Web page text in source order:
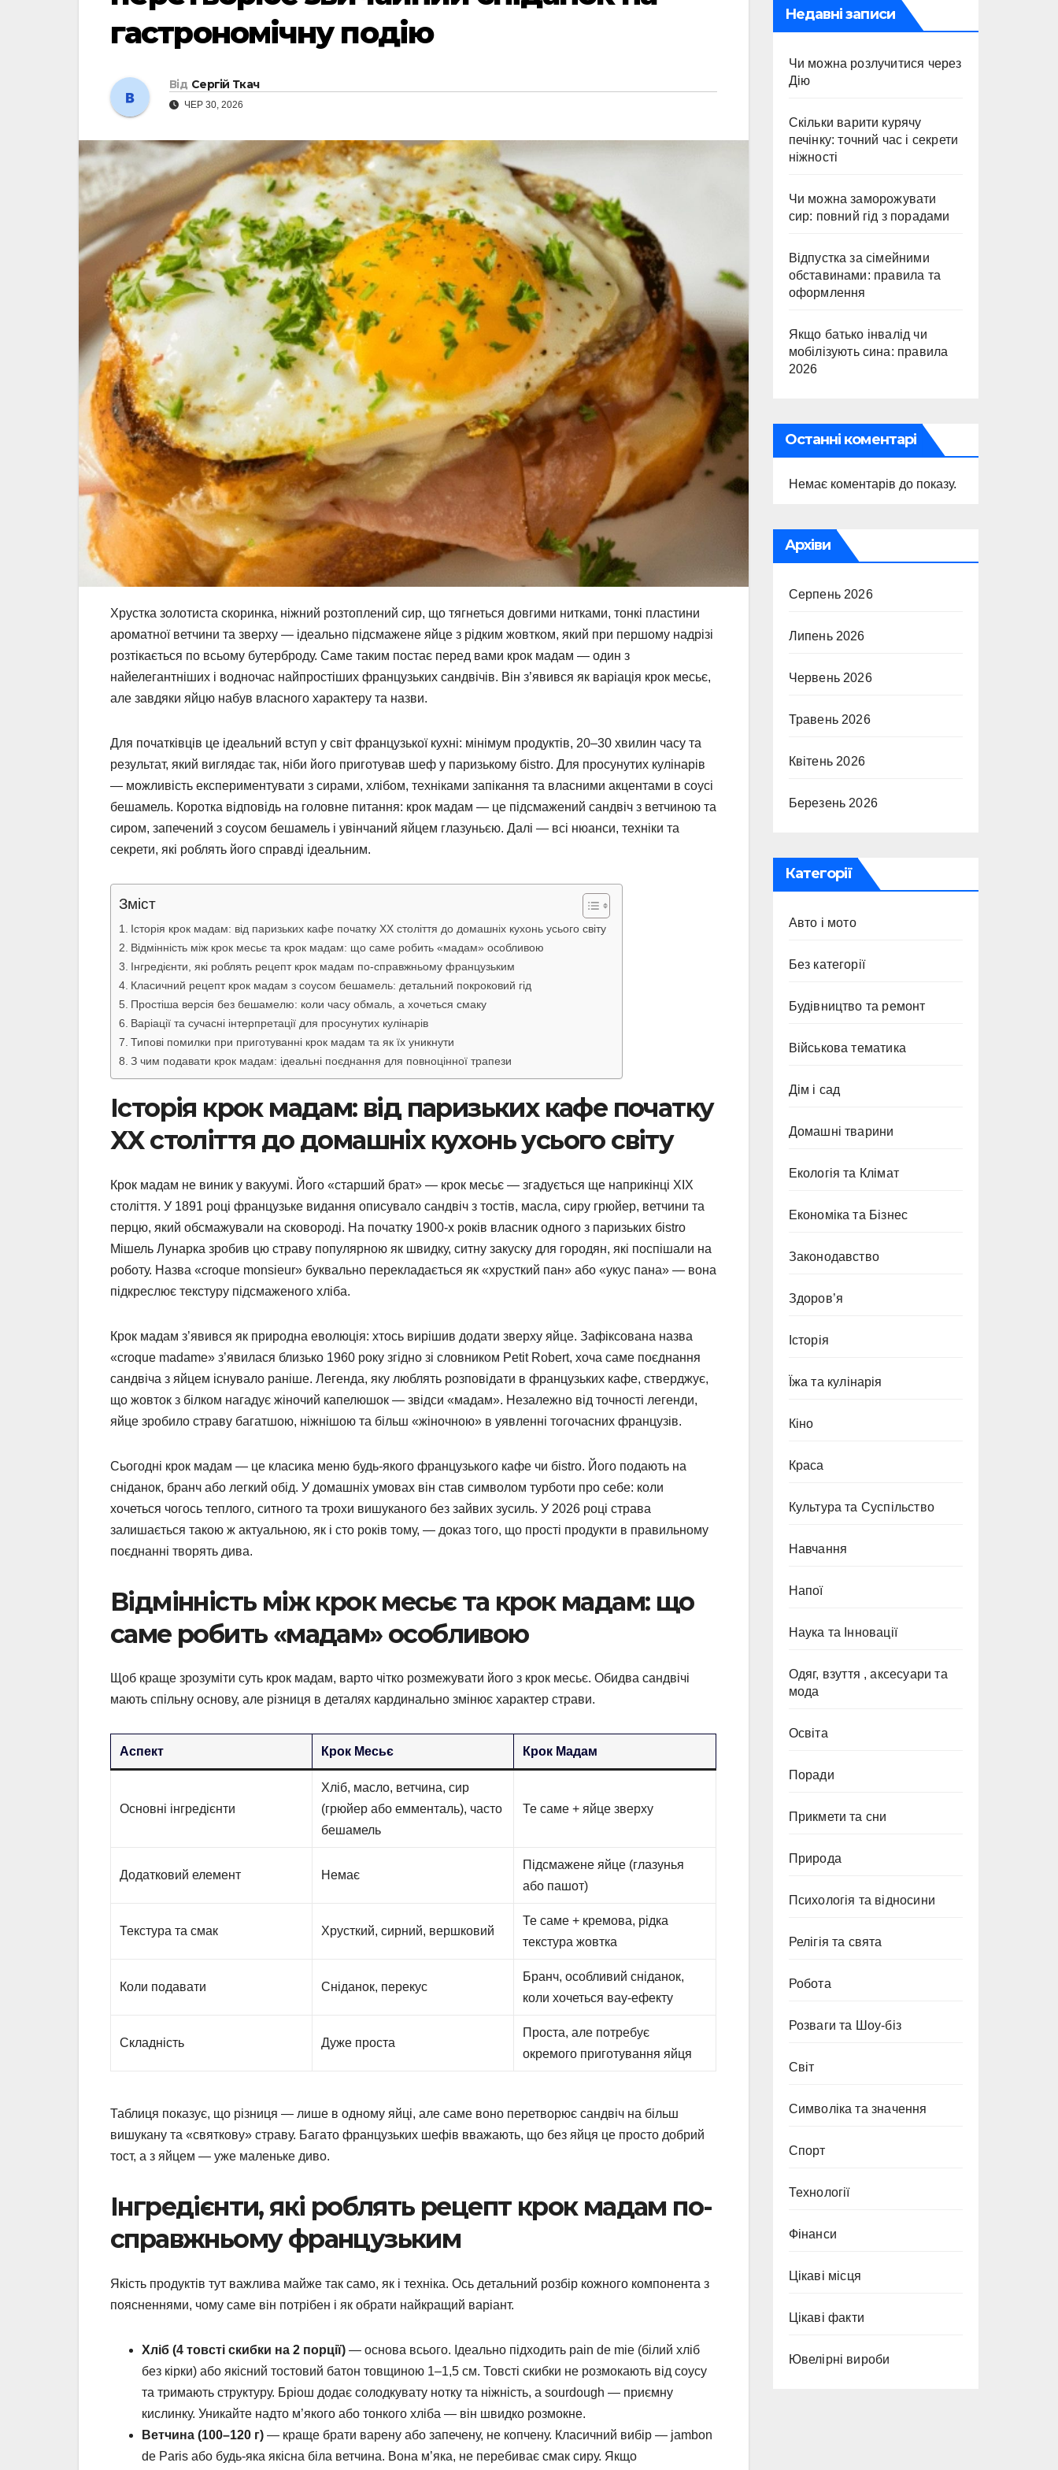
гастрономічну подію
Від Сергій Ткач
ЧЕР 30, 2026
Хрустка золотиста скоринка, ніжний розтоплений сир, що тягнеться довгими нитками, тонкі пластини
ароматної ветчини та зверху — ідеально підсмажене яйце з рідким жовтком, який при першому надрізі
розтікається по всьому бутерброду. Саме таким постає перед вами крок мадам — один з
найелегантніших і водночас найпростіших французьких сандвічів. Він з’явився як варіація крок месьє,
але завдяки яйцю набув власного характеру та назви.
Для початківців це ідеальний вступ у світ французької кухні: мінімум продуктів, 20–30 хвилин часу та
результат, який виглядає так, ніби його приготував шеф у паризькому бistro. Для просунутих кулінарів
— можливість експериментувати з сирами, хлібом, техніками запікання та власними акцентами в соусі
бешамель. Коротка відповідь на головне питання: крок мадам — це підсмажений сандвіч з ветчиною та
сиром, запечений з соусом бешамель і увінчаний яйцем глазуньєю. Далі — всі нюанси, техніки та
секрети, які роблять його справді ідеальним.
Зміст
Історія крок мадам: від паризьких кафе початку XX століття до домашніх кухонь усього світу
Відмінність між крок месьє та крок мадам: що саме робить «мадам» особливою
Інгредієнти, які роблять рецепт крок мадам по-справжньому французьким
Класичний рецепт крок мадам з соусом бешамель: детальний покроковий гід
Простіша версія без бешамелю: коли часу обмаль, а хочеться смаку
Варіації та сучасні інтерпретації для просунутих кулінарів
Типові помилки при приготуванні крок мадам та як їх уникнути
З чим подавати крок мадам: ідеальні поєднання для повноцінної трапези
Історія крок мадам: від паризьких кафе початку
XX століття до домашніх кухонь усього світу
Крок мадам не виник у вакуумі. Його «старший брат» — крок месьє — згадується ще наприкінці XIX
століття. У 1891 році французьке видання описувало сандвіч з тостів, масла, сиру грюйер, ветчини та
перцю, який обсмажували на сковороді. На початку 1900-х років власник одного з паризьких бistro
Мішель Лунарка зробив цю страву популярною як швидку, ситну закуску для городян, які поспішали на
роботу. Назва «croque monsieur» буквально перекладається як «хрусткий пан» або «укус пана» — вона
підкреслює текстуру підсмаженого хліба.
Крок мадам з’явився як природна еволюція: хтось вирішив додати зверху яйце. Зафіксована назва
«croque madame» з’явилася близько 1960 року згідно зі словником Petit Robert, хоча саме поєднання
сандвіча з яйцем існувало раніше. Легенда, яку люблять розповідати в французьких кафе, стверджує,
що жовток з білком нагадує жіночий капелюшок — звідси «мадам». Незалежно від точності легенди,
яйце зробило страву багатшою, ніжнішою та більш «жіночною» в уявленні тогочасних французів.
Сьогодні крок мадам — це класика меню будь-якого французького кафе чи бistro. Його подають на
сніданок, бранч або легкий обід. У домашніх умовах він став символом турботи про себе: коли
хочеться чогось теплого, ситного та трохи вишуканого без зайвих зусиль. У 2026 році страва
залишається такою ж актуальною, як і сто років тому, — доказ того, що прості продукти в правильному
поєднанні творять дива.
Відмінність між крок месьє та крок мадам: що
саме робить «мадам» особливою
Щоб краще зрозуміти суть крок мадам, варто чітко розмежувати його з крок месьє. Обидва сандвічі
мають спільну основу, але різниця в деталях кардинально змінює характер страви.
Аспект Крок Месьє Крок Мадам
Основні інгредієнти
Хліб, масло, ветчина, сир
(грюйер або емменталь), часто
бешамель
Те саме + яйце зверху
Додатковий елемент Немає
Підсмажене яйце (глазунья
або пашот)
Текстура та смак Хрусткий, сирний, вершковий
Те саме + кремова, рідка
текстура жовтка
Коли подавати Сніданок, перекус
Бранч, особливий сніданок,
коли хочеться вау-ефекту
Складність Дуже проста
Проста, але потребує
окремого приготування яйця
Таблиця показує, що різниця — лише в одному яйці, але саме воно перетворює сандвіч на більш
вишукану та «святкову» страву. Багато французьких шефів вважають, що без яйця це просто добрий
тост, а з яйцем — уже маленьке диво.
Інгредієнти, які роблять рецепт крок мадам по-
справжньому французьким
Якість продуктів тут важлива майже так само, як і техніка. Ось детальний розбір кожного компонента з
поясненнями, чому саме він потрібен і як обрати найкращий варіант.
Хліб (4 товсті скибки на 2 порції) — основа всього. Ідеально підходить pain de mie (білий хліб
без кірки) або якісний тостовий батон товщиною 1–1,5 см. Товсті скибки не розмокають від соусу
та тримають структуру. Бріош додає солодкувату нотку та ніжність, а sourdough — приємну
кислинку. Уникайте надто м’якого або тонкого хліба — він швидко розмокне.
Ветчина (100–120 г) — краще брати варену або запечену, не копчену. Класичний вибір — jambon
de Paris або будь-яка якісна біла ветчина. Вона м’яка, не перебиває смак сиру. Якщо
Недавні записи
Чи можна розлучитися через
Дію
Скільки варити курячу
печінку: точний час і секрети
ніжності
Чи можна заморожувати
сир: повний гід з порадами
Відпустка за сімейними
обставинами: правила та
оформлення
Якщо батько інвалід чи
мобілізують сина: правила
2026
Останні коментарі
Немає коментарів до показу.
Архіви
Серпень 2026
Липень 2026
Червень 2026
Травень 2026
Квітень 2026
Березень 2026
Категорії
Авто і мото
Без категорії
Будівництво та ремонт
Військова тематика
Дім і сад
Домашні тварини
Екологія та Клімат
Економіка та Бізнес
Законодавство
Здоров’я
Історія
Їжа та кулінарія
Кіно
Краса
Культура та Суспільство
Навчання
Напої
Наука та Інновації
Одяг, взуття , аксесуари та
мода
Освіта
Поради
Прикмети та сни
Природа
Психологія та відносини
Релігія та свята
Робота
Розваги та Шоу-біз
Світ
Символіка та значення
Спорт
Технології
Фінанси
Цікаві місця
Цікаві факти
Ювелірні вироби